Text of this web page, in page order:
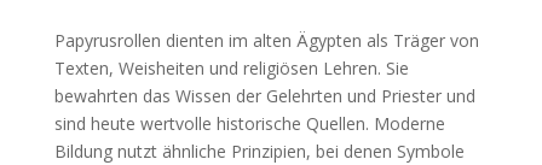
Papyrusrollen dienten im alten Ägypten als Träger von
Texten, Weisheiten und religiösen Lehren. Sie
bewahrten das Wissen der Gelehrten und Priester und
sind heute wertvolle historische Quellen. Moderne
Bildung nutzt ähnliche Prinzipien, bei denen Symbole